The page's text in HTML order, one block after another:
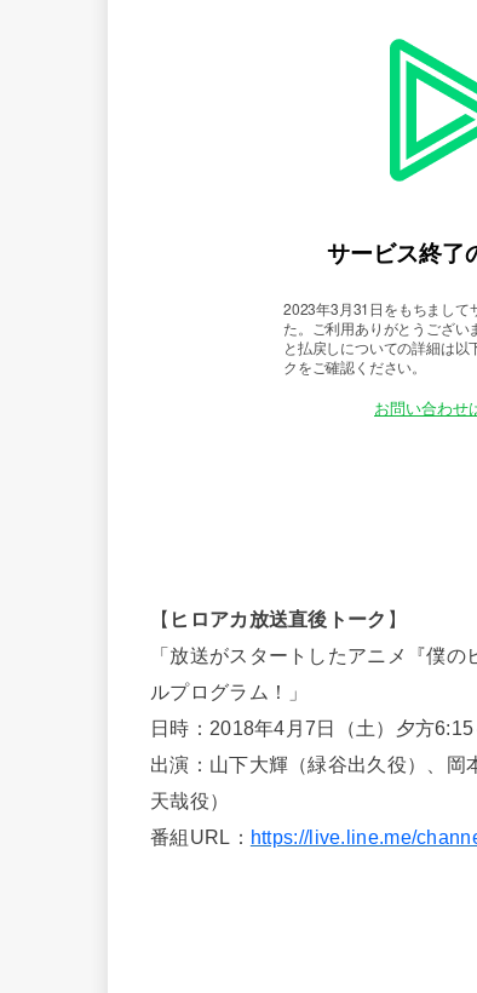
【 ヒロアカ放送直後トーク 】
「放送がスタートしたアニメ『僕
ルプログラム！」
日時：2018年4月7日（土）夕方
出演：山下大輝（緑谷出久役）、岡
天哉役）
番組URL： https://live.line.me/